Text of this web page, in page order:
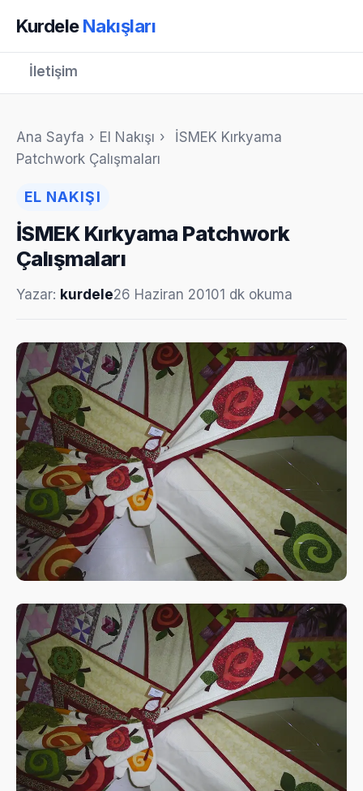
KurdeleNakışları
İletişim
Ana Sayfa › El Nakışı ›
İSMEK Kırkyama
Patchwork Çalışmaları
EL NAKIŞI
İSMEK Kırkyama Patchwork
Çalışmaları
Yazar: kurdele26 Haziran 20101 dk okuma